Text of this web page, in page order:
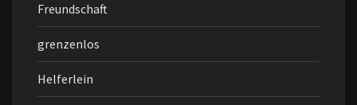
Freundschaft
grenzenlos
Helferlein